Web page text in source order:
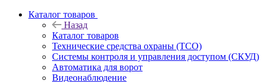
Каталог товаров
Назад
Каталог товаров
Технические средства охраны (ТСО)
Системы контроля и управления доступом (СКУД)
Автоматика для ворот
Видеонаблюдение